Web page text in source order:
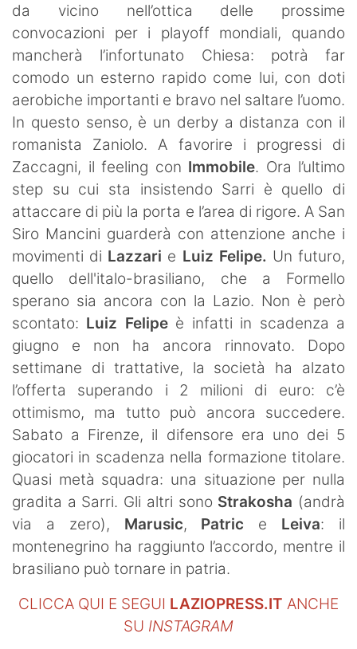
da vicino nell’ottica delle prossime
convocazioni per i playoff mondiali, quando
mancherà l’infortunato Chiesa: potrà far
comodo un esterno rapido come lui, con doti
aerobiche importanti e bravo nel saltare l’uomo.
In questo senso, è un derby a distanza con il
romanista Zaniolo. A favorire i progressi di
Zaccagni, il feeling con Immobile. Ora l’ultimo
step su cui sta insistendo Sarri è quello di
attaccare di più la porta e l’area di rigore. A San
Siro Mancini guarderà con attenzione anche i
movimenti di Lazzari e Luiz Felipe. Un futuro,
quello dell'italo-brasiliano, che a Formello
sperano sia ancora con la Lazio. Non è però
scontato: Luiz Felipeè infatti in scadenza a
giugno e non ha ancora rinnovato. Dopo
settimane di trattative, la società ha alzato
l’offerta superando i 2 milioni di euro: c’è
ottimismo, ma tutto può ancora succedere.
Sabato a Firenze, il difensore era uno dei 5
giocatori in scadenza nella formazione titolare.
Quasi metà squadra: una situazione per nulla
gradita a Sarri. Gli altri sono Strakosha (andrà
via a zero), Marusic, Patric e Leiva: il
montenegrino ha raggiunto l’accordo, mentre il
brasiliano può tornare in patria.
CLICCA QUI E SEGUI LAZIOPRESS.IT ANCHE
SU INSTAGRAM